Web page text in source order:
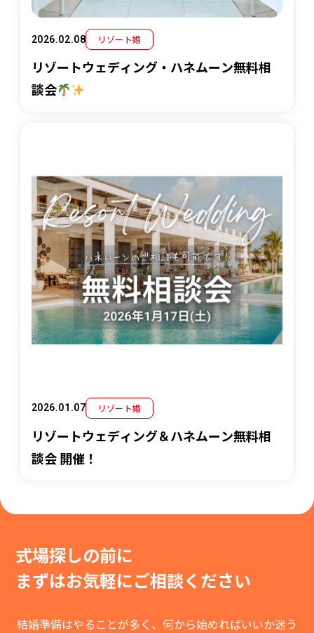
2026.02.08 リゾート婚
リゾートウェディング・ハネムーン無料相
談会
2026.01.07 リゾート婚
リゾートウェディング＆ハネムーン無料相
談会 開催！
式場探しの前に
まずはお気軽にご相談ください
結婚準備はやることが多く、何から始めればいいか迷う